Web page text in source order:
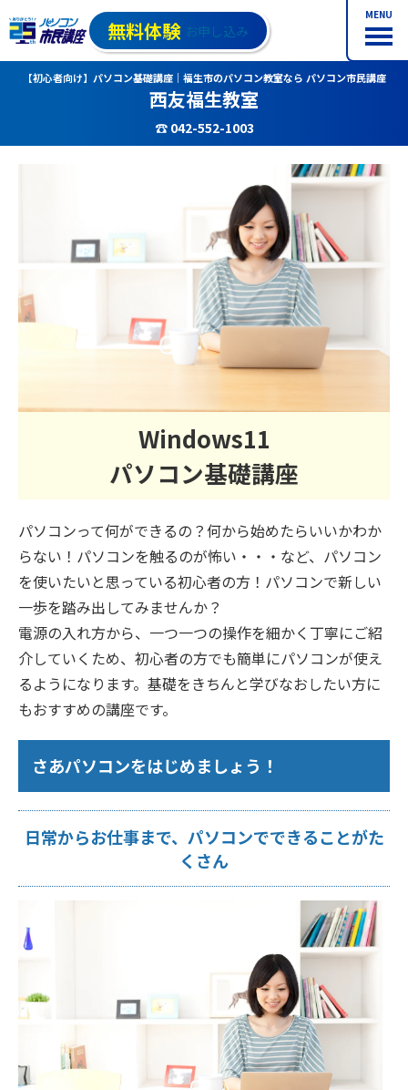
MENU
無料体験 お申し込み
【初心者向け】パソコン基礎講座｜福生市のパソコン教室なら パソコン市民講座
西友福生教室
☎ 042-552-1003
Windows11
パソコン基礎講座
パソコンって何ができるの？何から始めたらいいかわか
らない！パソコンを触るのが怖い・・・など、パソコン
を使いたいと思っている初心者の方！パソコンで新しい
一歩を踏み出してみませんか？
電源の入れ方から、一つ一つの操作を細かく丁寧にご紹
介していくため、初心者の方でも簡単にパソコンが使え
るようになります。基礎をきちんと学びなおしたい方に
もおすすめの講座です。
さあパソコンをはじめましょう！
日常からお仕事まで、パソコンでできることがた
くさん